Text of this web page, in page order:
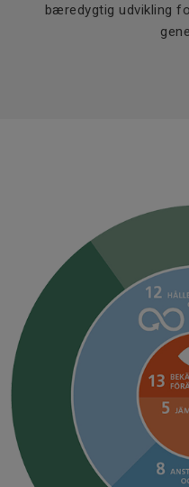
bæredygtig udvikling